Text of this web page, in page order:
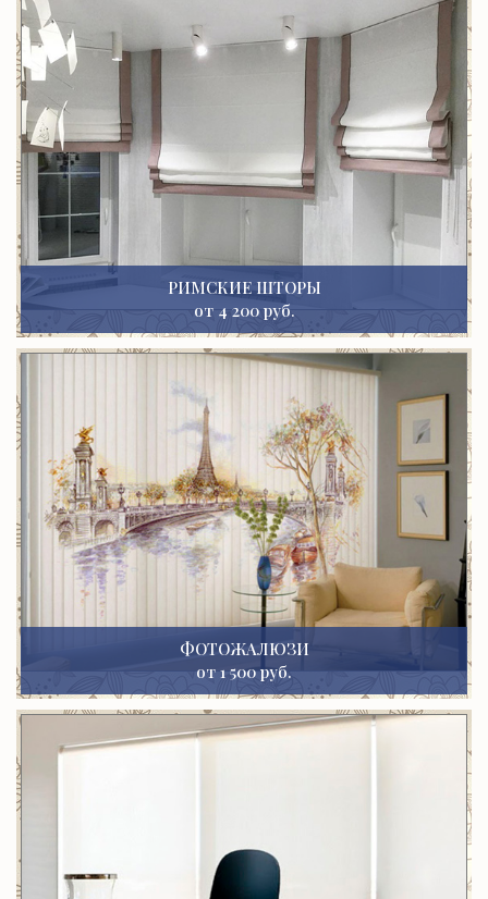
РИМСКИЕ ШТОРЫ
от 4 200 руб.
ФОТОЖАЛЮЗИ
от 1 500 руб.